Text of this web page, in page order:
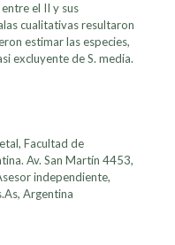
el II y sus
cualitativas resultaron
estimar las especies,
excluyente de S. media.
Facultad de
Av. San Martín 4453,
independiente,
Argentina